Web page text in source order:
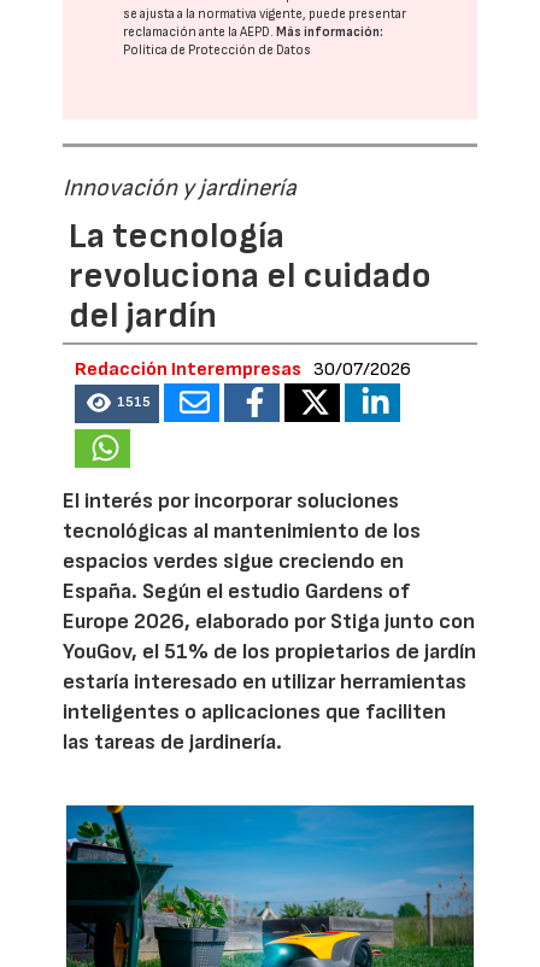
se ajusta a la normativa vigente, puede presentar
reclamación ante laAEPD. Más información:
Política de Protección de Datos
Innovación y jardinería
La tecnología
revoluciona el cuidado
del jardín
Redacción Interempresas 30/07/2026
1515
El interés por incorporar soluciones
tecnológicas al mantenimiento de los
espacios verdes sigue creciendo en
España. Según el estudio Gardens of
Europe 2026, elaborado por Stiga junto con
YouGov, el 51% de los propietarios de jardín
estaría interesado en utilizar herramientas
inteligentes o aplicaciones que faciliten
las tareas de jardinería.